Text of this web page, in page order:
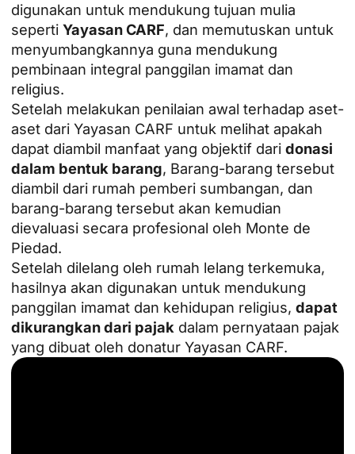
digunakan untuk mendukung tujuan mulia
seperti Yayasan CARF, dan memutuskan untuk
menyumbangkannya guna mendukung
pembinaan integral panggilan imamat dan
religius.
Setelah melakukan penilaian awal terhadap aset-
aset dari Yayasan CARF untuk melihat apakah
dapat diambil manfaat yang objektif dari donasi
dalam bentuk barang, Barang-barang tersebut
diambil dari rumah pemberi sumbangan, dan
barang-barang tersebut akan kemudian
dievaluasi secara profesional oleh Monte de
Piedad.
Setelah dilelang oleh rumah lelang terkemuka,
hasilnya akan digunakan untuk mendukung
panggilan imamat dan kehidupan religius, dapat
dikurangkan dari pajak dalam pernyataan pajak
yang dibuat oleh donatur Yayasan CARF.